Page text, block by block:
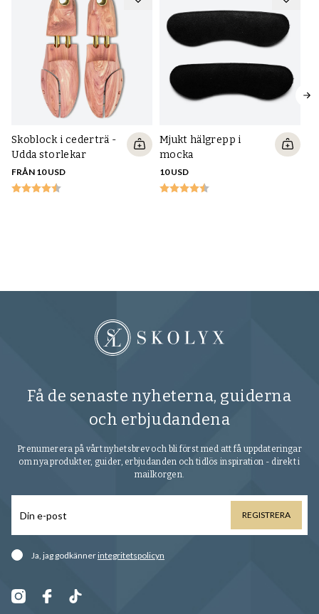
Skoblock i cederträ -
Udda storlekar
FRÅN 10 USD
Mjukt hälgrepp i
mocka
10 USD
Få de senaste nyheterna, guiderna
och erbjudandena
Prenumerera på vårt nyhetsbrev och bli först med att få uppdateringar
om nya produkter, guider, erbjudanden och tidlös inspiration - direkt i
mailkorgen.
REGISTRERA
Ja, jag godkännerintegritetspolicyn